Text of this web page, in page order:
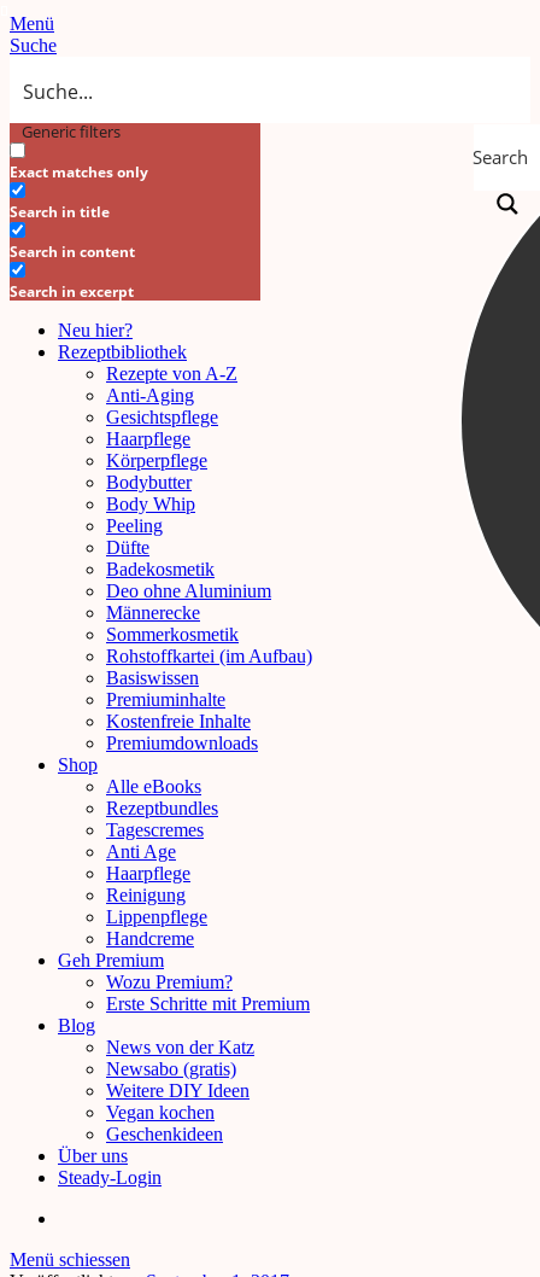
Menü
Suche
Search
Generic filters
Exact matches only
Search in title
Search in content
Search in excerpt
Neu hier?
Rezeptbibliothek
Rezepte von A-Z
Anti-Aging
Gesichtspflege
Haarpflege
Körperpflege
Bodybutter
Body Whip
Peeling
Düfte
Badekosmetik
Deo ohne Aluminium
Männerecke
Sommerkosmetik
Rohstoffkartei (im Aufbau)
Basiswissen
Premiuminhalte
Kostenfreie Inhalte
Premiumdownloads
Shop
Alle eBooks
Rezeptbundles
Tagescremes
Anti Age
Haarpflege
Reinigung
Lippenpflege
Handcreme
Geh Premium
Wozu Premium?
Erste Schritte mit Premium
Blog
News von der Katz
Newsabo (gratis)
Weitere DIY Ideen
Vegan kochen
Geschenkideen
Über uns
Steady-Login
Menü schiessen